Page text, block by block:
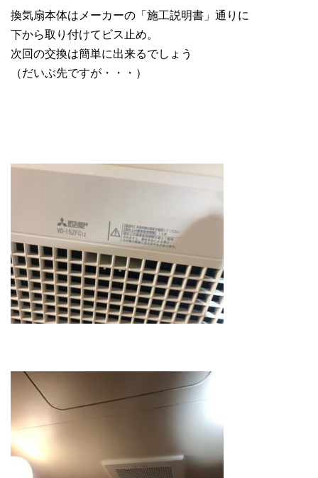
換気扇本体はメーカーの「施工説明書」通りに
下から取り付けてビス止め。
次回の交換は簡単に出来るでしょう
（だいぶ先ですが・・・）